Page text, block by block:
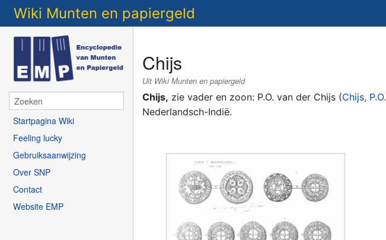
Wiki Munten en papiergeld
Startpagina Wiki
Feeling lucky
Gebruiksaanwijzing
Over SNP
Contact
Website EMP
Chijs
Uit Wiki Munten en papiergeld
Chijs, zie vader en zoon: P.O. van der Chijs (Chijs, P.O.
Nederlandsch-Indië.